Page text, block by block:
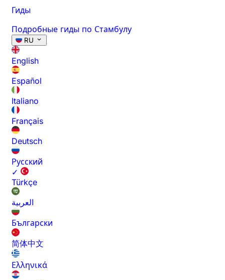
Гиды
Подробные гиды по Стамбулу
RU
English
Español
Italiano
Français
Deutsch
Русский
✓
Türkçe
العربية
Български
简体中文
Ελληνικά